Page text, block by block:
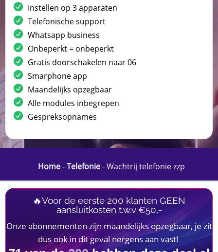
Instellen op 3 apparaten
Telefonische support
Whatsapp business
Onbeperkt = onbeperkt
Gratis doorschakelen naar 06
Smarphone app
Maandelijks opzegbaar
Alle modules inbegrepen
Gespreksopnames
Home-Telefonie-Wachtrij telefonie zzp
🔥Voor de eerste 200 klanten GEEN
aansluitkosten t.w.v €50,-
Onze abonnementen zijn maandelijks opzegbaar, je zit
dus ook in dit geval nergens aan vast!